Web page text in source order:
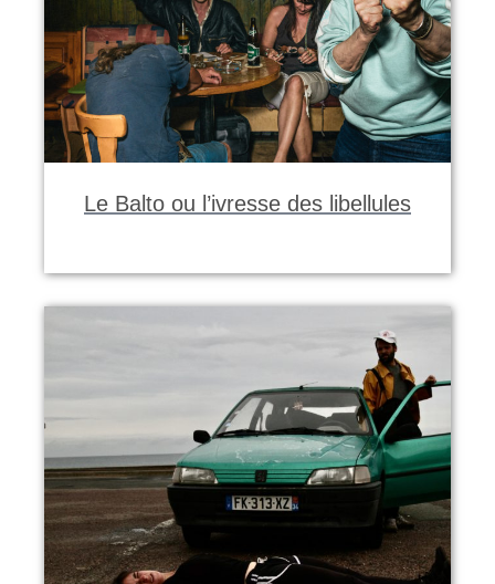
Le Balto ou l’ivresse des libellules